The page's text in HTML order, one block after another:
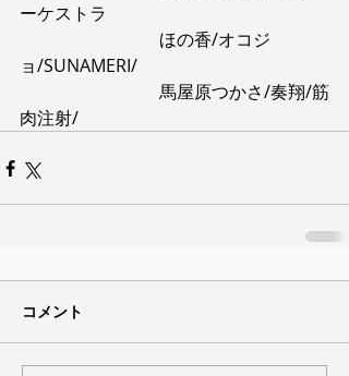
ーケストラ
ほの香/オコジ
ョ/SUNAMERI/
​馬屋原つかさ/奏翔/​筋
肉注射/
コメント